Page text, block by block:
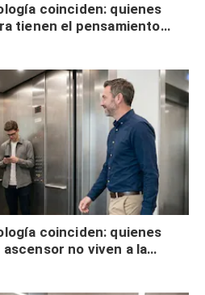
coinciden: quienes
tienen el pensamiento
por desinterés
coinciden: quienes
no viven a la
social